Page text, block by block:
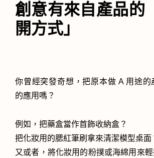
創意有來自產品的
開方式」
你曾經突發奇想，把原本做 A 用途的
的應用嗎？
例如，把藥盒當作首飾收納盒？
把化妝用的腮紅筆刷拿來清潔模型桌面
又或者，將化妝用的粉撲或海綿用來